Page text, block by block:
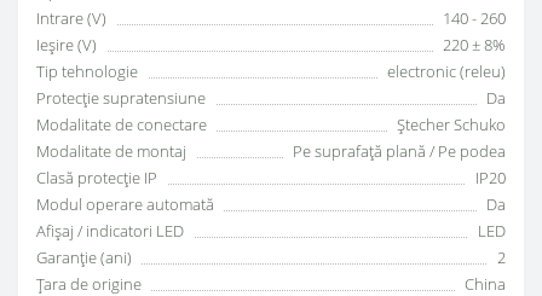
Intrare (V)
140 - 260
Ieșire (V)
220 ± 8%
Tip tehnologie
electronic (releu)
Protecţie supratensiune
Da
Modalitate de conectare
Ştecher Schuko
Modalitate de montaj
Pe suprafaţă plană / Pe podea
Clasă protecţie IP
IP20
Modul operare automată
Da
Afişaj / indicatori LED
LED
Garanţie (ani)
2
Țara de origine
China